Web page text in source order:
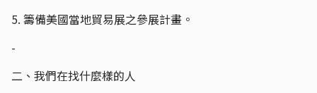
5. 籌備美國當地貿易展之參展計畫。
-
二、我們在找什麼樣的人